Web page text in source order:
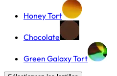
Honey Tort
Chocolate
Green Galaxy Tort